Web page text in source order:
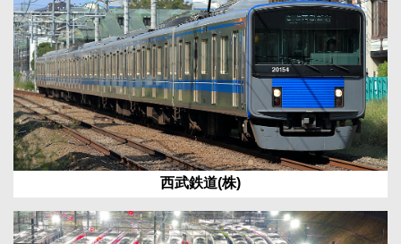
西武鉄道(株)